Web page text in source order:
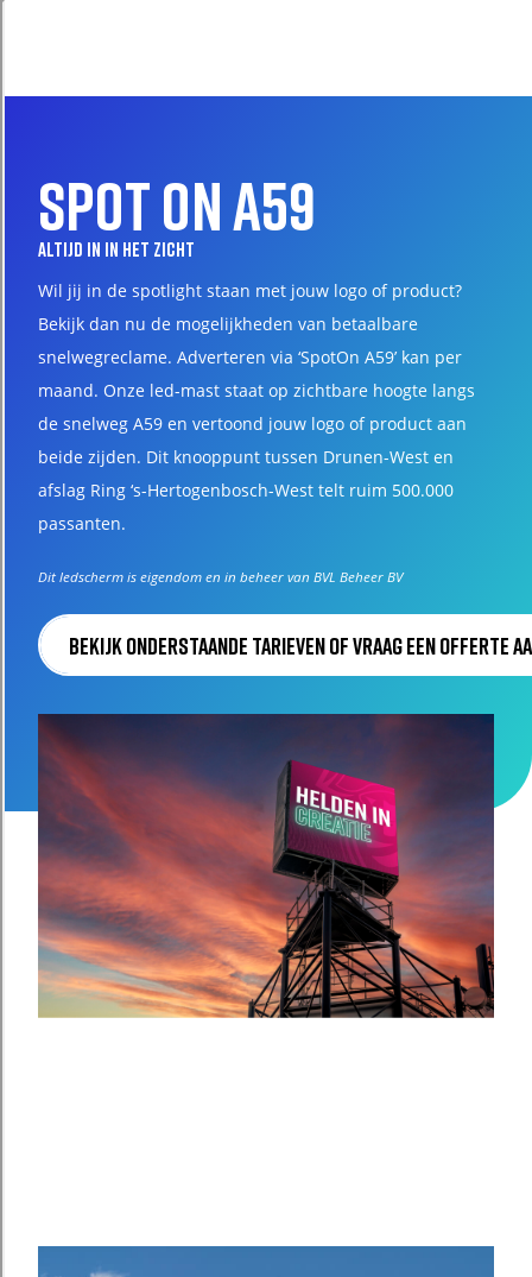
spot on a59
Altijd in in het zicht
Wil jij in de spotlight staan met jouw logo of product?
Bekijk dan nu de mogelijkheden van betaalbare
snelwegreclame. Adverteren via ‘SpotOn A59’ kan per
maand. Onze led-mast staat op zichtbare hoogte langs
de snelweg A59 en vertoond jouw logo of product aan
beide zijden. Dit knooppunt tussen Drunen-West en
afslag Ring ‘s-Hertogenbosch-West telt ruim 500.000
passanten.
Dit ledscherm is eigendom en in beheer van BVL Beheer BV
bekijk onderstaande tarieven of Vraag een offerte